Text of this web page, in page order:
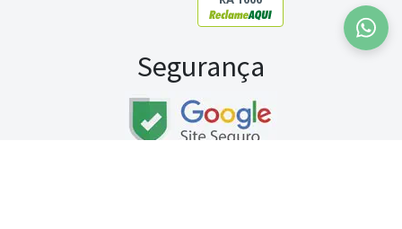
Segurança